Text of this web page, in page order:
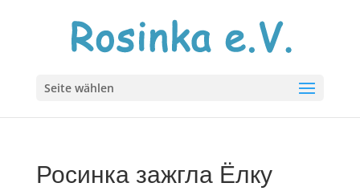
Seite wählen
Росинка зажгла Ёлку